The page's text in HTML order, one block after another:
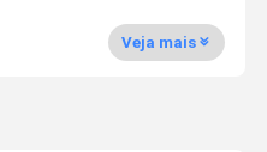
Veja mais